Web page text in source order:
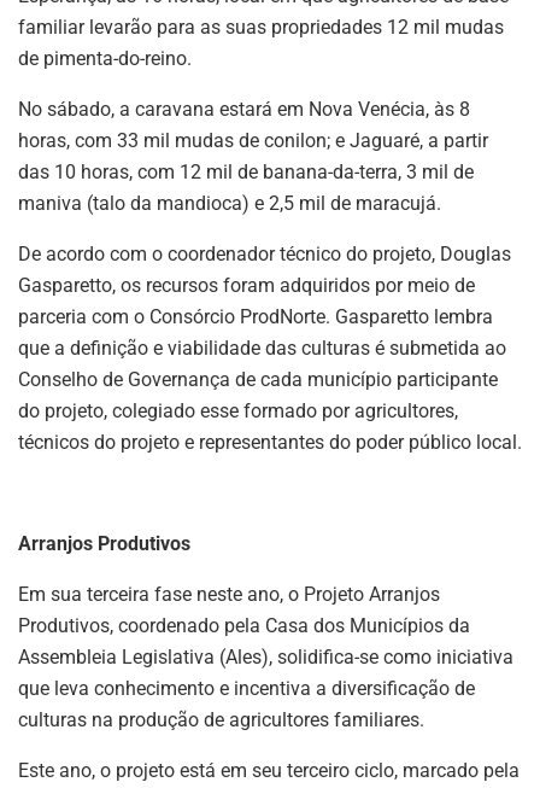
familiar levarão para as suas propriedades 12 mil mudas
de pimenta-do-reino.
No sábado, a caravana estará em Nova Venécia, às 8
horas, com 33 mil mudas de conilon; e Jaguaré, a partir
das 10 horas, com 12 mil de banana-da-terra, 3 mil de
maniva (talo da mandioca) e 2,5 mil de maracujá.
De acordo com o coordenador técnico do projeto, Douglas
Gasparetto, os recursos foram adquiridos por meio de
parceria com o Consórcio ProdNorte. Gasparetto lembra
que a definição e viabilidade das culturas é submetida ao
Conselho de Governança de cada município participante
do projeto, colegiado esse formado por agricultores,
técnicos do projeto e representantes do poder público local.
Arranjos Produtivos
Em sua terceira fase neste ano, o Projeto Arranjos
Produtivos, coordenado pela Casa dos Municípios da
Assembleia Legislativa (Ales), solidifica-se como iniciativa
que leva conhecimento e incentiva a diversificação de
culturas na produção de agricultores familiares.
Este ano, o projeto está em seu terceiro ciclo, marcado pela